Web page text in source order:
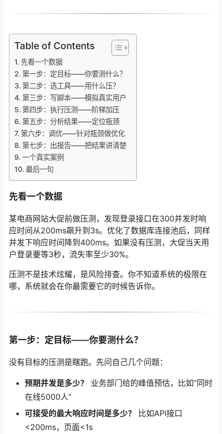
Table of Contents
先看一个数据
第一步：定目标——你要测什么？
第二步：选工具——用什么压？
第三步：写脚本——模拟真实用户
第四步：执行压测——阶梯加压
第五步：分析结果——定位瓶颈
第六步：调优——针对瓶颈做优化
第七步：出报告——把结果讲清楚
一个真实案例
最后一句
先看一个数据
某电商网站大促前做压测，发现登录接口在300并发时响
应时间从200ms飙升到3s。优化了数据库连接池后，同样
并发下响应时间降到400ms。如果没有压测，大促当天用
户登录要等3秒，流失率至少30%。
压测不是技术炫耀，是风险排查。你不知道系统的极限在
哪，系统就会在你最需要它的时候告诉你。
第一步：定目标——你要测什么？
没有目标的压测是瞎跑。先问自己几个问题：
预期并发是多少？
业务部门给的峰值预估，比如“同时
在线5000人”
可接受的最大响应时间是多少？
比如API接口
<200ms，页面<1s